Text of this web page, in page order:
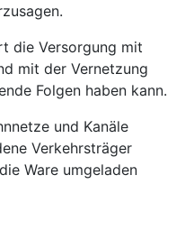
die Versorgung mit
mit der Vernetzung
Folgen haben kann.
und Kanäle
Verkehrsträger
Ware umgeladen